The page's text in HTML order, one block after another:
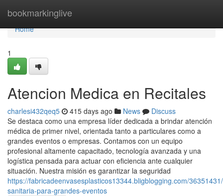
bookmarkinglive
Home
Home
1
Atencion Medica en Recitales
charlesi432qeq5 415 days ago News
Discuss
Se destaca como una empresa líder dedicada a brindar atención
médica de primer nivel, orientada tanto a particulares como a
grandes eventos o empresas. Contamos con un equipo
profesional altamente capacitado, tecnología avanzada y una
logística pensada para actuar con eficiencia ante cualquier
situación. Nuestra misión es garantizar la seguridad
https://fabricadeenvasesplasticos13344.bligblogging.com/
sanitaria-para-grandes-eventos